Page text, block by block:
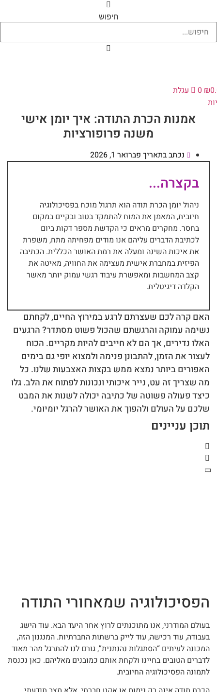
חיפוש
₪
0
עגלת
אמנות הכרת התודה: איך יומן אישי
משנה פרופורציות
נכתב בתאריך פברואר 1, 2026
בקצרה...
ניהול יומן הכרת תודה הוא תרגול מוכח בפסיכולוגיה
חיובית, המאמן את המוח להתמקד בטוב ובקיים במקום
בחסר. מחקרים מראים כי הקדשת מספר דקות ביום
לכתיבת הדברים עליהם אנו מודים מפחיתה מתח, משפרת
את איכות השינה ומעלה את רמת האושר הכללית. הכתיבה
הפיזית במחברת אישית מעצימה את החוויה, מאיטה את
קצב המחשבות ומאפשרת עיבוד רגשי עמוק יותר מאשר
הקלדה דיגיטלית.
האם קרה לכם שעצרתם לרגע במירוץ החיים, לקחתם
נשימה עמוקה והרגשתם שהכול פשוט מסתדר? הרגעים
האלו נדירים, אך הם לא חייבים להיות מקריים. הכוח
לעצור את הזמן, להתבונן פנימה ולמצוא יופי גם בימים
האפורים ביותר נמצא ממש בקצות האצבעות שלנו. כל
מה שצריך זה עט, נייר איכותי ונכונות לפתוח את הלב. גלו
כיצד פעולה פשוטה של כתיבה יכולה לשנות את המבט
שלכם על העולם ולהפוך את האושר להרגל יומיומי.
תוכן עניינים
הפסיכולוגיה שמאחורי התודה
בעולם המודרני, אנו מתוכנתים לרוץ אחר היעד הבא. עוד הישג
בעבודה, עוד רכישה, עוד לייק ברשתות החברתיות. המנגנון הזה,
המכונה לעיתים “הסתגלות נהנתנית”, גורם לנו להתרגל מהר מאוד
לדברים הטובים בחיינו ולקחת אותם כמובנים מאליהם. כאן נכנסת
לתמונה הפסיכולוגיה החיובית.